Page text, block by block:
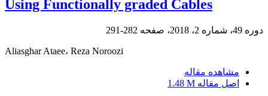
Using Functionally graded Cables
دوره 49، شماره 2، 2018، صفحه 282-291
Aliasghar Ataee، Reza Noroozi
مشاهده مقاله
اصل مقاله 1.48 M